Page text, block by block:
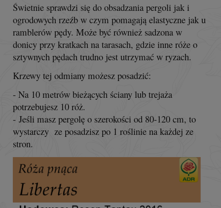
Świetnie sprawdzi się do obsadzania pergoli jak i
ogrodowych rzeźb w czym pomagają elastyczne jak u
ramblerów pędy. Może być również sadzona w
donicy przy kratkach na tarasach, gdzie inne róże o
sztywnych pędach trudno jest utrzymać w ryzach.
Krzewy tej odmiany możesz posadzić:
- Na 10 metrów bieżących ściany lub trejaża
potrzebujesz 10 róż.
- Jeśli masz pergolę o szerokości od 80-120 cm, to
wystarczy ze posadzisz po 1 roślinie na każdej ze
stron.